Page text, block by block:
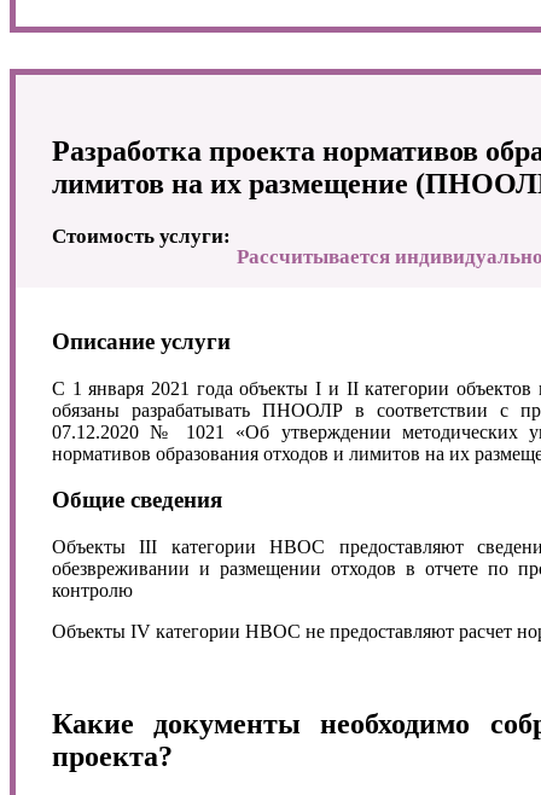
Разработка проекта нормативов
лимитов на их размещение
Стоимость услуги:
Рассчитывается
Описание услуги
С 1 января 2021 года объекты I и II категории
обязаны разрабатывать ПНООЛР в соответствии с
07.12.2020 № 1021 «Об утверждении методических
нормативов образования отходов и лимитов на их
Общие сведения
Объекты III категории НВОС предоставляют
обезвреживании и размещении отходов в отчете по
контролю
Объекты IV категории НВОС не предоставляют расчет
Какие документы необходимо
проекта?